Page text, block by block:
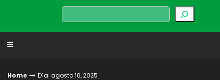
Buscar
Home Día: agosto 10, 2025